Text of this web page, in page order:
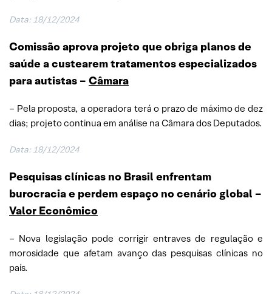
Data: 18/12/2024
Comissão aprova projeto que obriga planos de
saúde a custearem tratamentos especializados
para autistas – Câmara
– Pela proposta, a operadora terá o prazo de máximo de dez
dias; projeto continua em análise na Câmara dos Deputados.
Data: 18/12/2024
Pesquisas clínicas no Brasil enfrentam
burocracia e perdem espaço no cenário global –
Valor Econômico
– Nova legislação pode corrigir entraves de regulação e
morosidade que afetam avanço das pesquisas clínicas no
país.